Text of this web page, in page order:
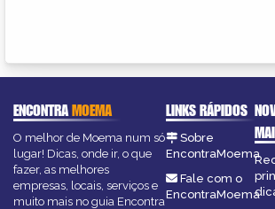
ENCONTRAMOEMA
O melhor de Moema num só
lugar! Dicas, onde ir, o que
fazer, as melhores
empresas, locais, serviços e
muito mais no guia Encontra
LINKS RÁPIDOS
Sobre
EncontraMoema
Fale com o
EncontraMoema